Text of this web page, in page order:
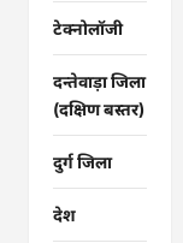
टेक्नोलॉजी
दन्तेवाड़ा जिला
(दक्षिण बस्तर)
दुर्ग जिला
देश